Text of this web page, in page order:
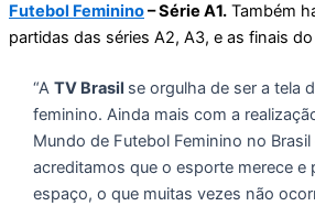
Futebol Feminino– Série A1. Também
partidas das séries A2, A3, e as finais
“A TV Brasil se orgulha de ser a tela
feminino. Ainda mais com a
Mundo de Futebol Feminino no Brasil
acreditamos que o esporte merece e
espaço, o que muitas vezes não